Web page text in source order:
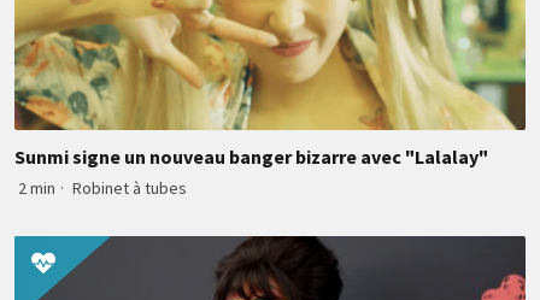
Sunmi signe un nouveau banger bizarre avec "Lalalay"
2 min · Robinet à tubes